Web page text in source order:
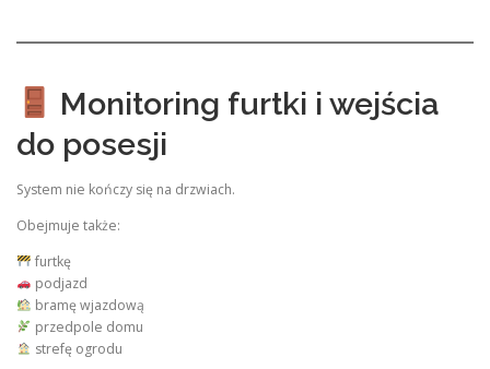
Monitoring furtki i wejścia
do posesji
System nie kończy się na drzwiach.
Obejmuje także:
furtkę
podjazd
bramę wjazdową
przedpole domu
strefę ogrodu